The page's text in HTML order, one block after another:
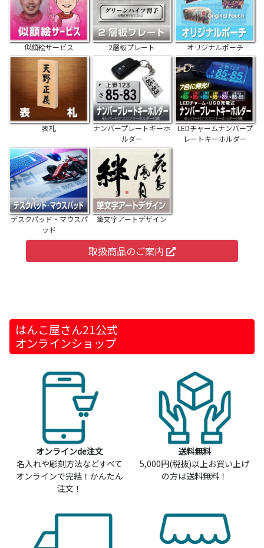
似顔絵サービス 2層板プレート オリジナルポーチ
表札
ナンバープレートキーホ
ルダー
LEDチャームナンバープ
レートキーホルダー
デスクパッド・マウスパ
ッド
筆文字アートデザイン
取扱商品のご案内
はんこ屋さん21公式
オンラインショップ
オンラインde注文
名入れや彫刻方法などすべて
オンラインで完結！かんたん
注文！
送料無料
5,000円(税抜)以上お買い上げ
の方は送料無料！